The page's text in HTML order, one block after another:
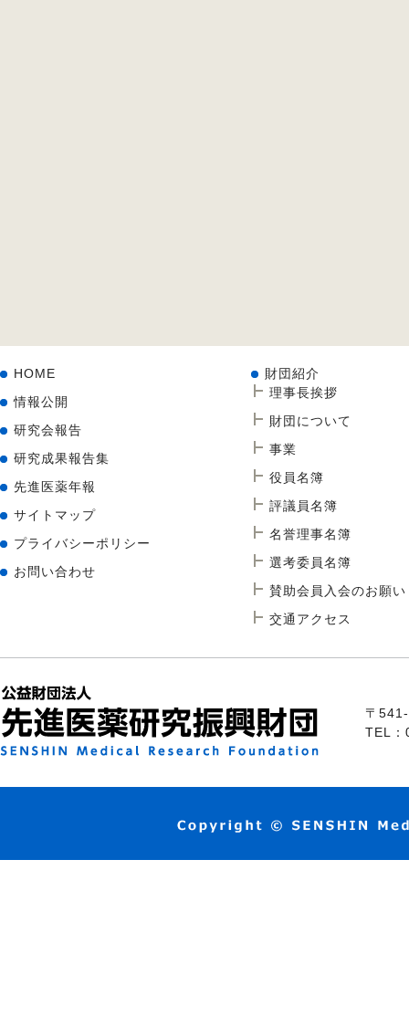
HOME
情報公開
研究会報告
研究成果報告集
先進医薬年報
サイトマップ
プライバシーポリシー
お問い合わせ
財団紹介
理事長挨拶
財団について
事業
役員名簿
評議員名簿
名誉理事名簿
選考委員名簿
賛助会員入会のお願い
交通アクセス
〒
TEL